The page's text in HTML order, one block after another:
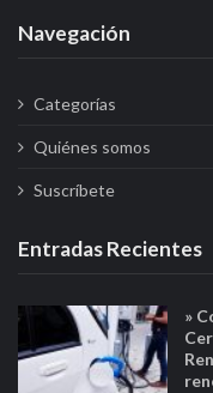
Navegación
Categorías
Quiénes somos
Suscríbete
Entradas Recientes
»